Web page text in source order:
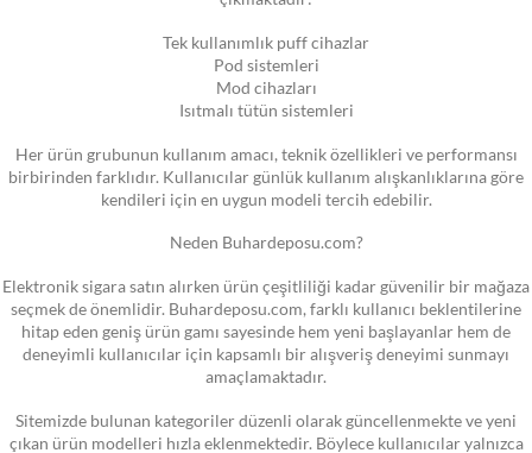
Tek kullanımlık puff cihazlar
Pod sistemleri
Mod cihazları
Isıtmalı tütün sistemleri
Her ürün grubunun kullanım amacı, teknik özellikleri ve performansı
birbirinden farklıdır. Kullanıcılar günlük kullanım alışkanlıklarına göre
kendileri için en uygun modeli tercih edebilir.
Neden Buhardeposu.com?
Elektronik sigara satın alırken ürün çeşitliliği kadar güvenilir bir mağaza
seçmek de önemlidir. Buhardeposu.com, farklı kullanıcı beklentilerine
hitap eden geniş ürün gamı sayesinde hem yeni başlayanlar hem de
deneyimli kullanıcılar için kapsamlı bir alışveriş deneyimi sunmayı
amaçlamaktadır.
Sitemizde bulunan kategoriler düzenli olarak güncellenmekte ve yeni
çıkan ürün modelleri hızla eklenmektedir. Böylece kullanıcılar yalnızca